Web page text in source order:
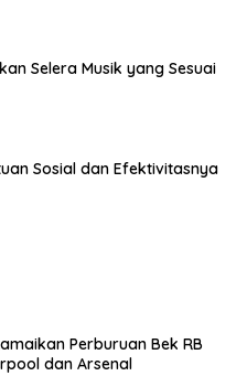
Selera Musik yang Sesuai
Sosial dan Efektivitasnya
Perburuan Bek RB
dan Arsenal